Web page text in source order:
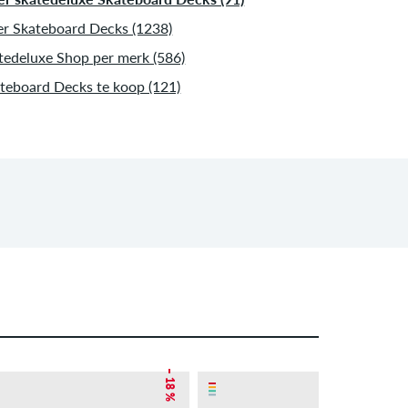
Skateboard Decks (1238)
Shop per merk (586)
Decks te koop (121)
– 18 %